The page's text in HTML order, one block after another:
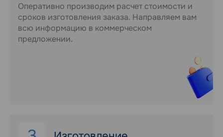
Оперативно производим расчет стоимости и
сроков изготовления заказа. Направляем вам
всю информацию в коммерческом
предложении.